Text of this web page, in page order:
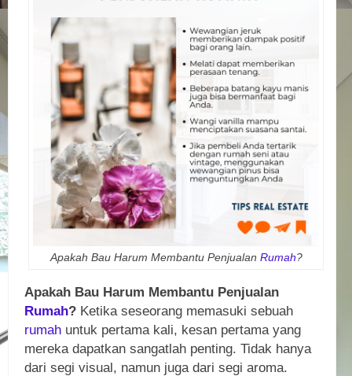
Apakah Bau Harum Membantu Penjualan Rumah?
Apakah Bau Harum Membantu Penjualan
Rumah? Ketika seseorang memasuki sebuah
rumah untuk pertama kali, kesan pertama yang
mereka dapatkan sangatlah penting. Tidak hanya
dari segi visual, namun juga dari segi aroma.